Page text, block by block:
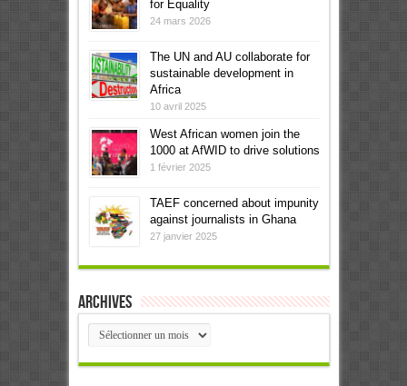
for Equality
24 mars 2026
The UN and AU collaborate for
sustainable development in
Africa
10 avril 2025
West African women join the
1000 at AfWID to drive solutions
1 février 2025
TAEF concerned about impunity
against journalists in Ghana
27 janvier 2025
Archives
Archives